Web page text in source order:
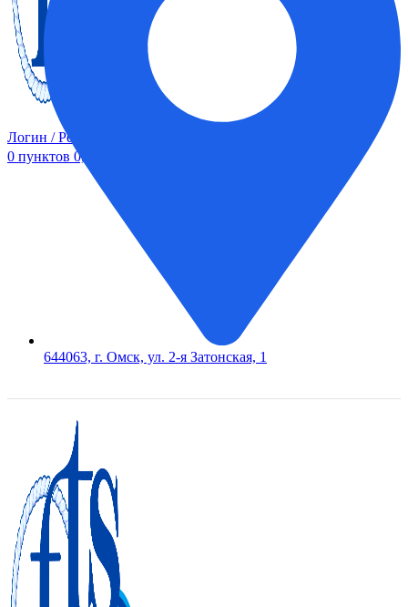
Логин / Регистрация
0 пунктов 0,00
644063, г. Омск, ул. 2-я Затонская, 1